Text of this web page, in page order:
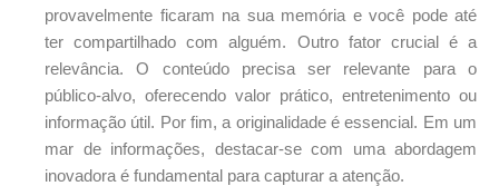
provavelmente ficaram na sua memória e você pode até
ter compartilhado com alguém. Outro fator crucial é a
relevância. O conteúdo precisa ser relevante para o
público-alvo, oferecendo valor prático, entretenimento ou
informação útil. Por fim, a originalidade é essencial. Em um
mar de informações, destacar-se com uma abordagem
inovadora é fundamental para capturar a atenção.